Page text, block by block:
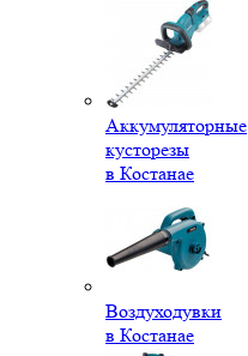
Аккумуляторные
кусторезы
в Костанае
Воздуходувки
в Костанае